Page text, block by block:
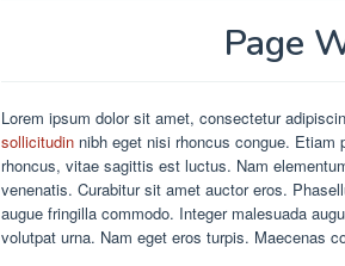
Page
pada
Mei
13,
2021
Lorem ipsum dolor sit amet, consectetur
sollicitudin nibh eget nisi rhoncus congue.
rhoncus, vitae sagittis est luctus. Nam
venenatis. Curabitur sit amet auctor eros.
augue fringilla commodo. Integer malesuada
volutpat urna. Nam eget eros turpis. Maecenas